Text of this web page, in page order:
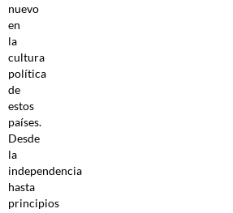
nuevo
en
la
cultura
política
de
estos
países.
Desde
la
independencia
hasta
principios